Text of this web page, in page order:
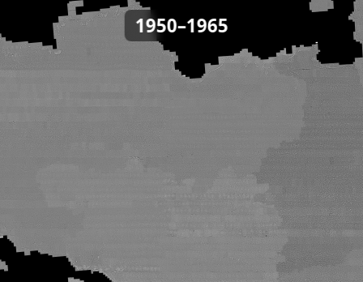
Carte interactive. Utilisez les flèches pour naviguer, + et -
1950–1965